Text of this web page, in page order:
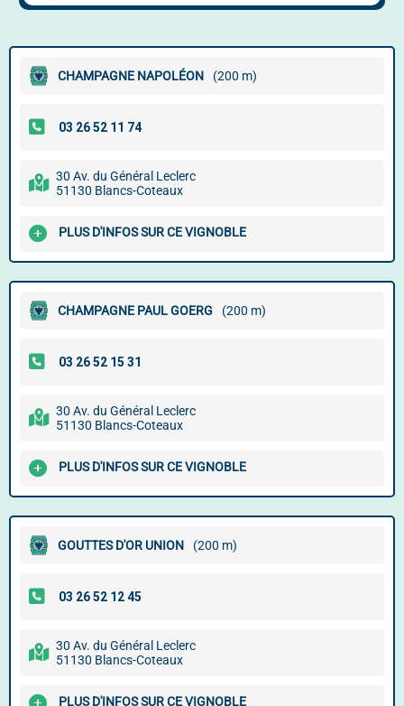
CHAMPAGNE NAPOLÉON (200 m)
30 Av. du Général Leclerc
51130 Blancs-Coteaux
PLUS D'INFOS SUR CE VIGNOBLE
CHAMPAGNE PAUL GOERG (200 m)
30 Av. du Général Leclerc
51130 Blancs-Coteaux
PLUS D'INFOS SUR CE VIGNOBLE
GOUTTES D'OR UNION (200 m)
30 Av. du Général Leclerc
51130 Blancs-Coteaux
PLUS D'INFOS SUR CE VIGNOBLE